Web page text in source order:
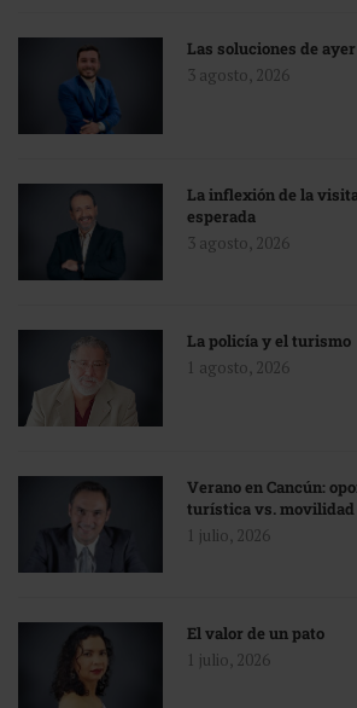
Las soluciones de ayer
3 agosto, 2026
La inflexión de la
esperada
3 agosto, 2026
La policía y el turismo
1 agosto, 2026
Verano en Cancún:
turística vs. movilidad
1 julio, 2026
El valor de un pato
1 julio, 2026